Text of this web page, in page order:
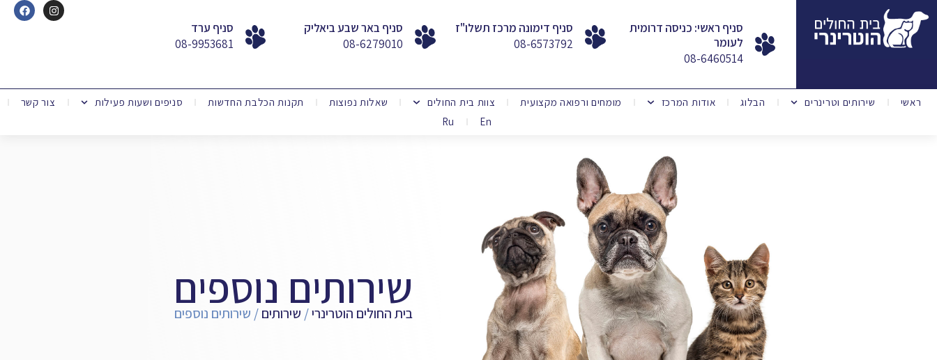
סניף ראשי: כניסה דרומית
לעומר
08-6460514
סניף דימונה מרכז תשלו"ז
08-6573792
סניף באר שבע ביאליק
08-6279010
סניף ערד
08-9953681
ראשי שירותים וטרינרים הבלוג אודות המרכז מומחים ורפואה מקצועית צוות בית החולים שאלות נפוצות תקנות הכלבת החדשות סניפים ושעות פעילות
צור קשר
En
Ru
שירותים נוספים
בית החולים הוטרינרי/ שירותים/ שירותים נוספים